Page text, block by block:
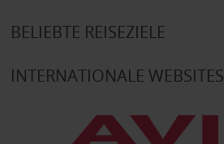
BELIEBTE REISEZIELE
INTERNATIONALE WEBSITES